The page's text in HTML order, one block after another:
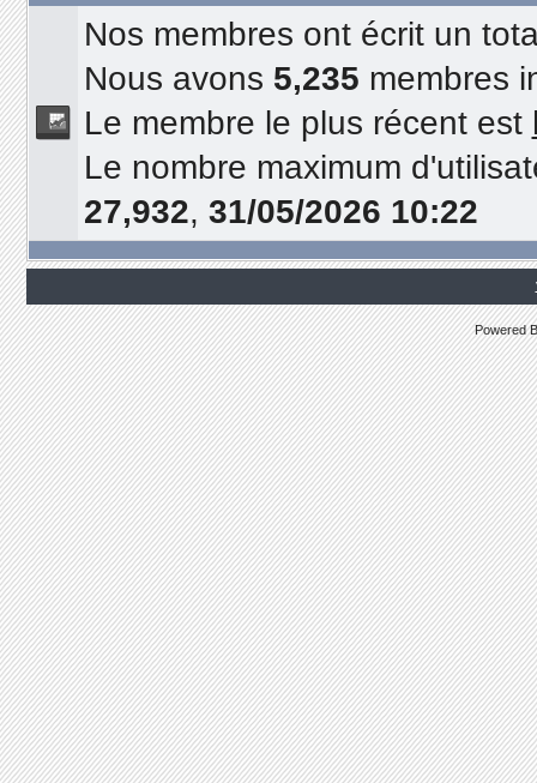
Nos membres ont écrit un
Nous avons 5,235 membres
Le membre le plus récent est
Le nombre maximum
27,932, 31/05/2026 10:22
Powered